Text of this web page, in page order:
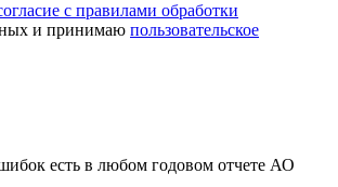
с правилами обработки
и принимаю пользовательское
есть в любом годовом отчете АО